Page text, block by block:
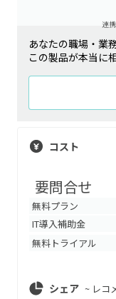
連
あなたの職場・業
この製品が本当に
コスト
要問合せ
無料プラン
IT導入補助金
無料トライアル
シェア ~ レコ